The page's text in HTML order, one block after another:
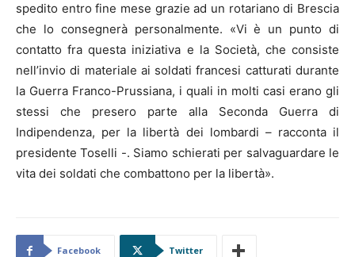
spedito entro fine mese grazie ad un rotariano di Brescia
che lo consegnerà personalmente. «Vi è un punto di
contatto fra questa iniziativa e la Società, che consiste
nell’invio di materiale ai soldati francesi catturati durante
la Guerra Franco-Prussiana, i quali in molti casi erano gli
stessi che presero parte alla Seconda Guerra di
Indipendenza, per la libertà dei lombardi – racconta il
presidente Toselli -. Siamo schierati per salvaguardare le
vita dei soldati che combattono per la libertà».
Facebook Twitter